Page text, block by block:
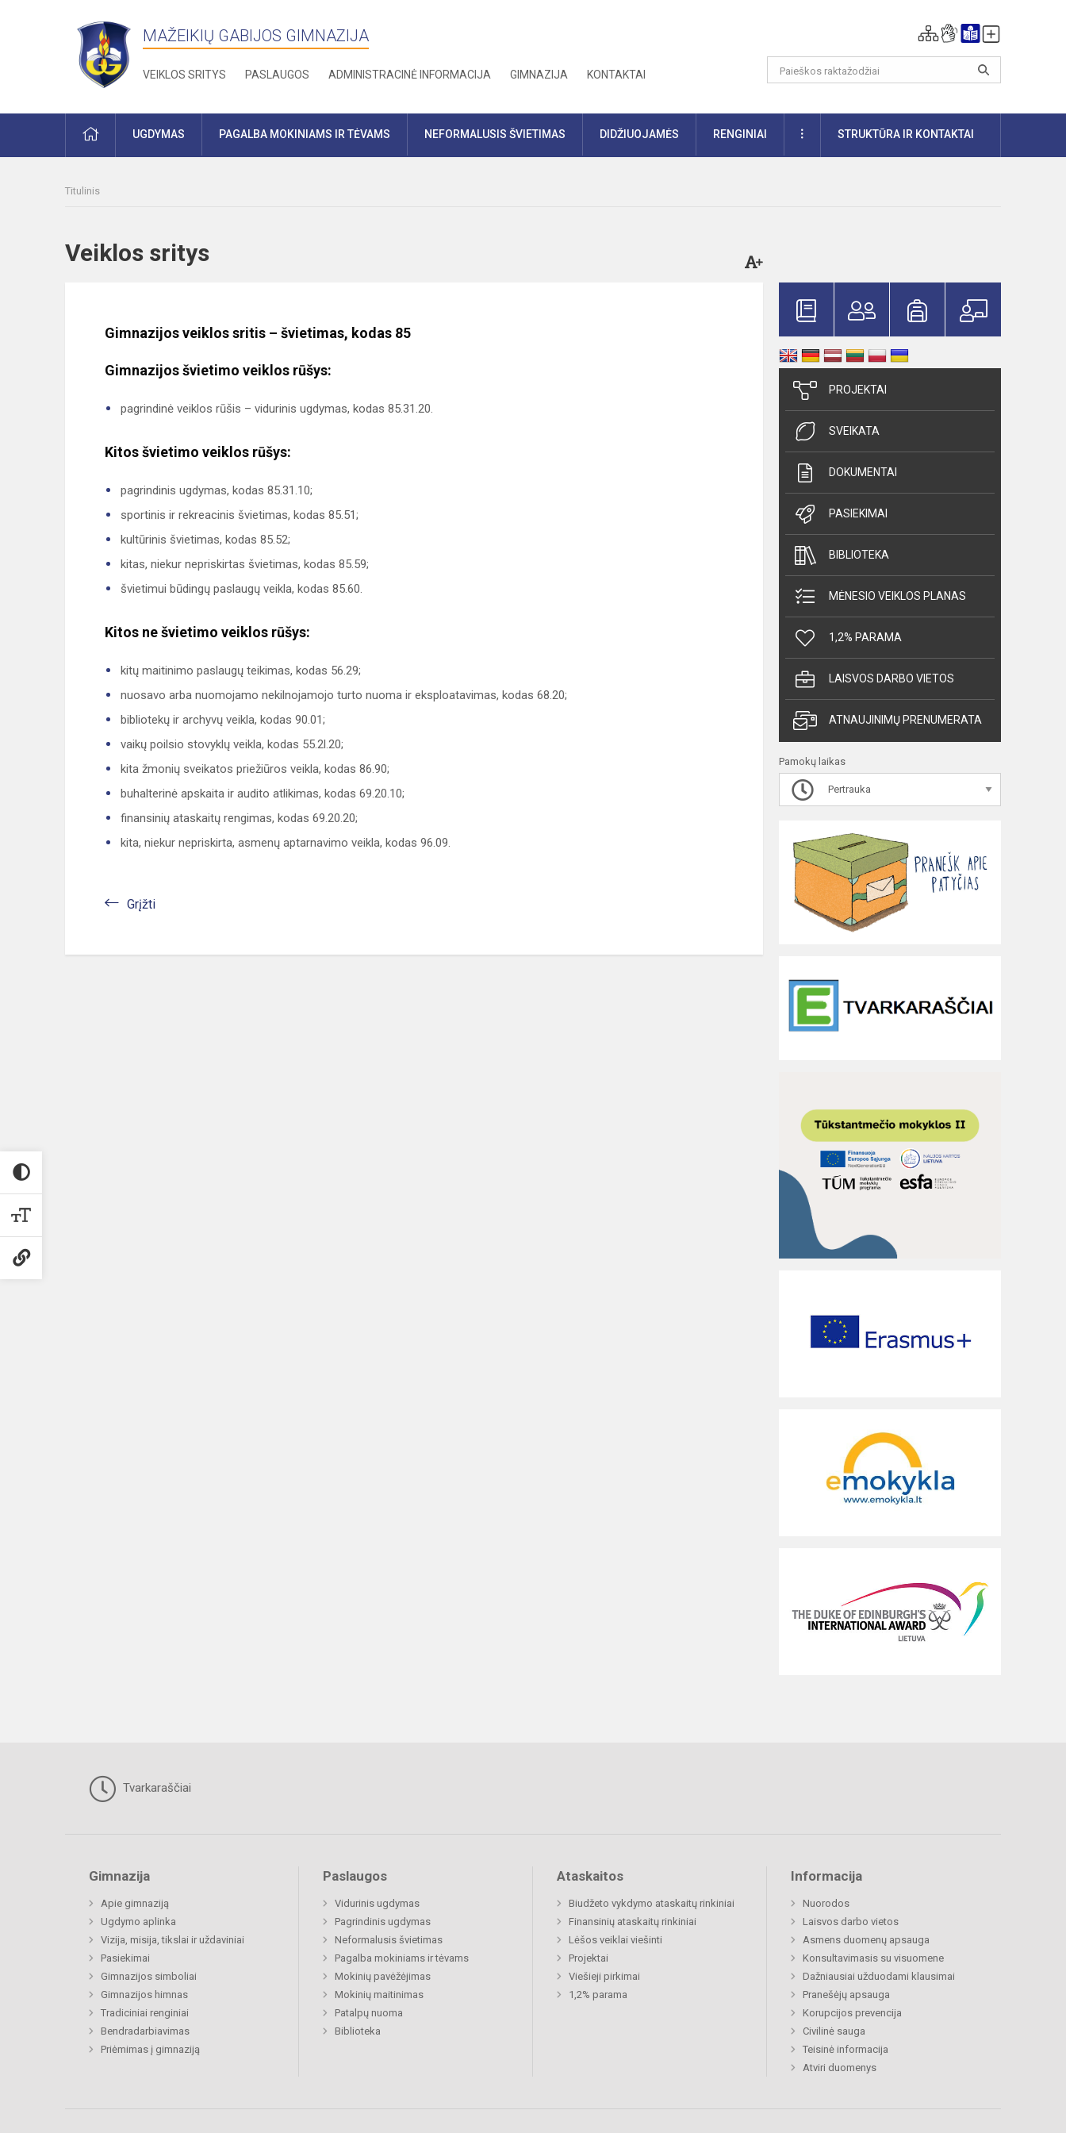
MAŽEIKIŲ GABIJOS GIMNAZIJA
VEIKLOS SRITYS PASLAUGOS ADMINISTRACINĖ INFORMACIJA GIMNAZIJA KONTAKTAI
PRADŽIAUGDYMAS PAGALBA MOKINIAMS IR TĖVAMS NEFORMALUSIS ŠVIETIMAS DIDŽIUOJAMĖS RENGINIAI DAUGIAUSTRUKTŪRA IR KONTAKTAI
Titulinis
Veiklos sritys
Gimnazijos veiklos sritis – švietimas, kodas 85
Gimnazijos švietimo veiklos rūšys:
pagrindinė veiklos rūšis – vidurinis ugdymas, kodas 85.31.20.
Kitos švietimo veiklos rūšys:
pagrindinis ugdymas, kodas 85.31.10;
sportinis ir rekreacinis švietimas, kodas 85.51;
kultūrinis švietimas, kodas 85.52;
kitas, niekur nepriskirtas švietimas, kodas 85.59;
švietimui būdingų paslaugų veikla, kodas 85.60.
Kitos ne švietimo veiklos rūšys:
kitų maitinimo paslaugų teikimas, kodas 56.29;
nuosavo arba nuomojamo nekilnojamojo turto nuoma ir eksploatavimas, kodas 68.20;
bibliotekų ir archyvų veikla, kodas 90.01;
vaikų poilsio stovyklų veikla, kodas 55.2l.20;
kita žmonių sveikatos priežiūros veikla, kodas 86.90;
buhalterinė apskaita ir audito atlikimas, kodas 69.20.10;
finansinių ataskaitų rengimas, kodas 69.20.20;
kita, niekur nepriskirta, asmenų aptarnavimo veikla, kodas 96.09.
Grįžti
PROJEKTAI
SVEIKATA
DOKUMENTAI
PASIEKIMAI
BIBLIOTEKA
MĖNESIO VEIKLOS PLANAS
1,2% PARAMA
LAISVOS DARBO VIETOS
ATNAUJINIMŲ PRENUMERATA
Pamokų laikas
Pertrauka
Tvarkaraščiai
Gimnazija
Apie gimnaziją
Ugdymo aplinka
Vizija, misija, tikslai ir uždaviniai
Pasiekimai
Gimnazijos simboliai
Gimnazijos himnas
Tradiciniai renginiai
Bendradarbiavimas
Priėmimas į gimnaziją
Paslaugos
Vidurinis ugdymas
Pagrindinis ugdymas
Neformalusis švietimas
Pagalba mokiniams ir tėvams
Mokinių pavėžėjimas
Mokinių maitinimas
Patalpų nuoma
Biblioteka
Ataskaitos
Biudžeto vykdymo ataskaitų rinkiniai
Finansinių ataskaitų rinkiniai
Lėšos veiklai viešinti
Projektai
Viešieji pirkimai
1,2% parama
Informacija
Nuorodos
Laisvos darbo vietos
Asmens duomenų apsauga
Konsultavimasis su visuomene
Dažniausiai užduodami klausimai
Pranešėjų apsauga
Korupcijos prevencija
Civilinė sauga
Teisinė informacija
Atviri duomenys